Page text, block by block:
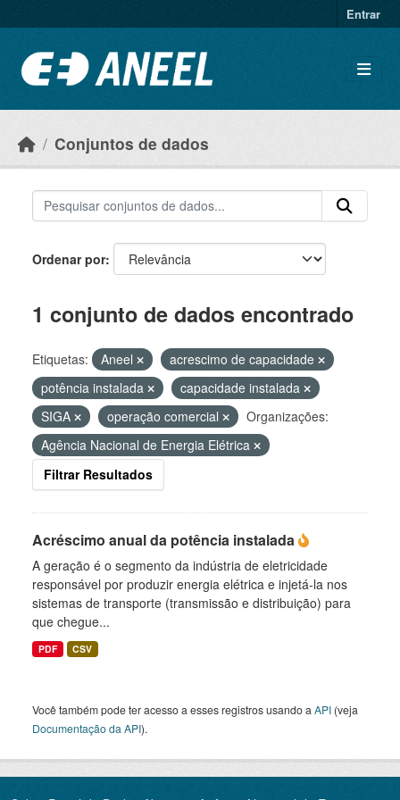
Entrar
Conjuntos de dados
Ordenar por
1 conjunto de dados encontrado
Etiquetas: Aneel
acrescimo de capacidade
potência instalada
capacidade instalada
SIGA
operação comercial
Organizações:
Agência Nacional de Energia Elétrica
Filtrar Resultados
Acréscimo anual da potência instalada
A geração é o segmento da indústria de eletricidade
responsável por produzir energia elétrica e injetá-la nos
sistemas de transporte (transmissão e distribuição) para
que chegue...
PDF CSV
Você também pode ter acesso a esses registros usando a API (veja
Documentação da API).